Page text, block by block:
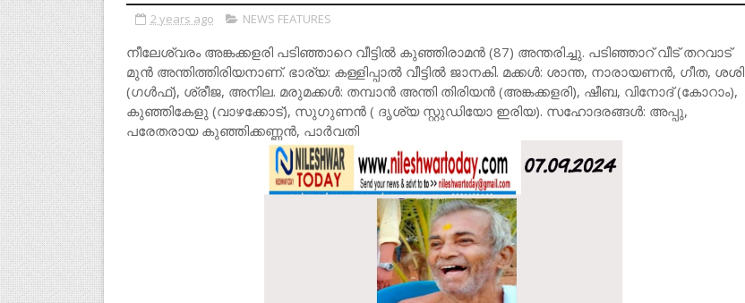
2 years ago NEWS FEATURES
നീലേശ്വരം അങ്കക്കളരി പടിഞ്ഞാറെ വീട്ടിൽ കുഞ്ഞിരാമൻ (87) അന്തരിച്ചു. പടിഞ്ഞാറ് വീട് തറവാട്
മുൻ അന്തിത്തിരിയനാണ്. ഭാര്യ: കള്ളിപ്പാൽ വീട്ടിൽ ജാനകി. മക്കൾ: ശാന്ത, നാരായണൻ, ഗീത, ശശി
(ഗൾഫ്), ശ്രീജ, അനില. മരുമക്കൾ: തമ്പാൻ അന്തി തിരിയൻ (അങ്കക്കളരി), ഷീബ, വിനോദ് (കോറാം),
കുഞ്ഞികേളു (വാഴക്കോട്), സുഗുണൻ ( ദൃശ്യ സ്റ്റുഡിയോ ഇരിയ). സഹോദരങ്ങൾ: അപ്പു,
പരേതരായ കുഞ്ഞിക്കണ്ണൻ, പാർവതി